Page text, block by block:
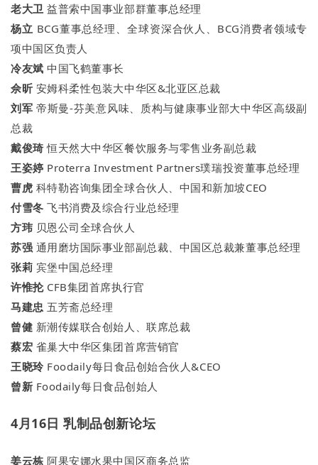
老大卫益普索中国事业部群董事总经理
杨立 BCG董事总经理、全球资深合伙人、BCG消费者领域专
项中国区负责人
冷友斌中国飞鹤董事长
佘昕 安姆科柔性包装大中华区&北亚区总裁
刘军 帝斯曼-芬美意风味、质构与健康事业部大中华区高级副
总裁
戴俊琦恒天然大中华区餐饮服务与零售业务副总裁
王姿婷 Proterra Investment Partners璞瑞投资董事总经理
曹虎 科特勒咨询集团全球合伙人、中国和新加坡CEO
付雪冬 飞书消费及综合行业总经理
方玮 贝恩公司全球合伙人
苏强 通用磨坊国际事业部副总裁、中国区总裁兼董事总经理
张莉 宾堡中国总经理
许惟抡CFB集团首席执行官
马建忠 五芳斋总经理
曾健 新潮传媒联合创始人、联席总裁
蔡宏 雀巢大中华区集团首席营销官
王晓玲 Foodaily每日食品创始合伙人&CEO
曾新 Foodaily每日食品创始人
4月16日 乳制品创新论坛
姜云栋 阿果安娜水果中国区商务总监